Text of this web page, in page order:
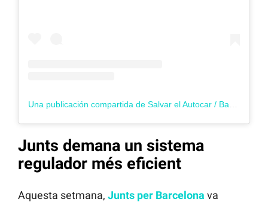
Junts demana un sistema
regulador més eficient
Aquesta setmana, Junts per Barcelona va